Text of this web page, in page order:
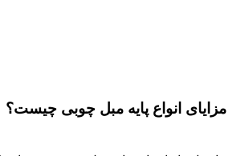
مزایای انواع پایه مبل چوبی چیست؟